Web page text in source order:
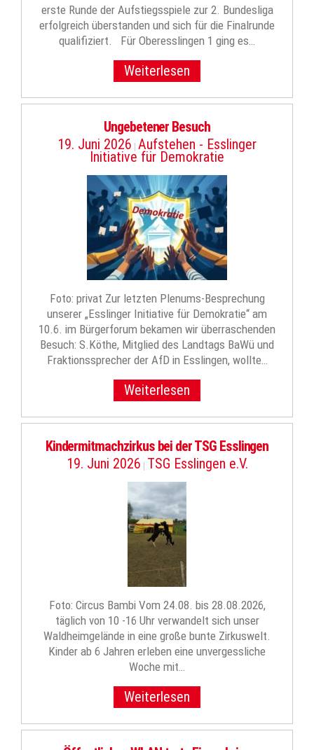
erste Runde der Aufstiegsspiele zur 2. Bundesliga
erfolgreich überstanden und sich für die Finalrunde
qualifiziert. Für Oberesslingen 1 ging es…
Weiterlesen
Ungebetener Besuch
19. Juni 2026 | Aufstehen - Esslinger
Initiative für Demokratie
Foto: privat Zur letzten Plenums-Besprechung
unserer „Esslinger Initiative für Demokratie“ am
10.6. im Bürgerforum bekamen wir überraschenden
Besuch: S.Köthe, Mitglied des Landtags BaWü und
Fraktionssprecher der AfD in Esslingen, wollte…
Weiterlesen
Kindermitmachzirkus bei der TSG Esslingen
19. Juni 2026 | TSG Esslingen e.V.
Foto: Circus Bambi Vom 24.08. bis 28.08.2026,
täglich von 10 -16 Uhr verwandelt sich unser
Waldheimgelände in eine große bunte Zirkuswelt.
Kinder ab 6 Jahren erleben eine unvergessliche
Woche mit…
Weiterlesen